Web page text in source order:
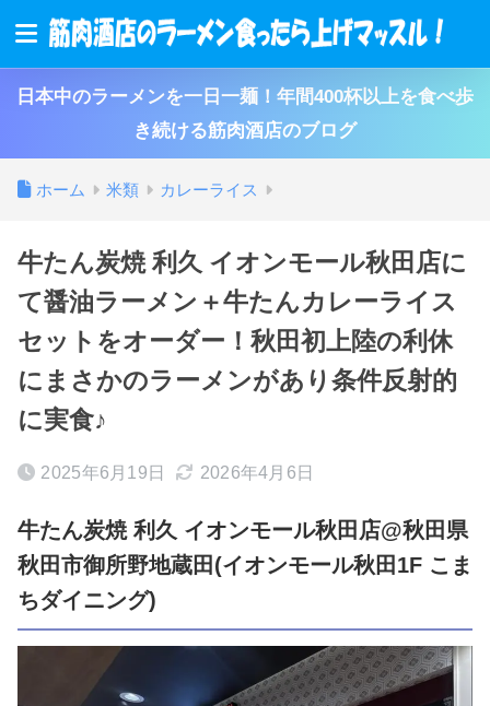
日本中のラーメンを一日一麺！年間400杯以上を食べ歩
き続ける筋肉酒店のブログ
ホーム 米類 カレーライス
牛たん炭焼 利久 イオンモール秋田店に
て醤油ラーメン＋牛たんカレーライス
セットをオーダー！秋田初上陸の利休
にまさかのラーメンがあり条件反射的
に実食♪
2025年6月19日 2026年4月6日
牛たん炭焼 利久 イオンモール秋田店@秋田県
秋田市御所野地蔵田(イオンモール秋田1F こま
ちダイニング)